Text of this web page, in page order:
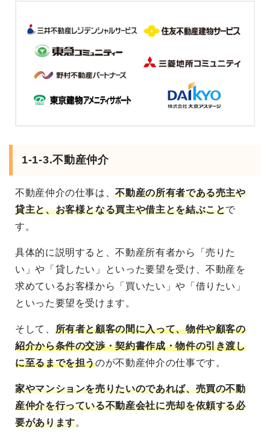
1-1-3.不動産仲介
不動産仲介の仕事は、不動産の所有者である売主や
貸主と、お客様となる買主や借主とを結ぶことで
す。
具体的に説明すると、不動産所有者から「売りた
い」や「貸したい」といった要望を受け、不動産を
求めているお客様から「買いたい」や「借りたい」
といった要望を受けます。
そして、 所有者と顧客の間に入って、物件や顧客の
紹介から条件の交渉・契約書作成・物件の引き渡し
に至るまでを担うのが不動産仲介の仕事です。
家やマンションを売りたいのであれば、売買の不動
産仲介を行っている不動産会社に売却を依頼する必
要があります。